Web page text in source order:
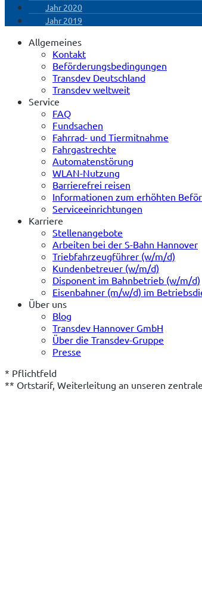
Jahr 2020
Jahr 2019
Allgemeines
Kontakt
Beförderungsbedingungen
Transdev Deutschland
Transdev weltweit
Service
FAQ
Fundsachen
Fahrrad- und Tiermitnahme
Fahrgastrechte
Automatenstörung
WLAN-Nutzung
Barrierefrei reisen
Informationen zum erhöhten
Serviceeinrichtungen
Karriere
Stellenangebote
Arbeiten bei der S-Bahn Hannover
Triebfahrzeugführer (w/m/d)
Kundenbetreuer (w/m/d)
Disponent im Bahnbetrieb (w/m/d)
Eisenbahner (m/w/d) im
Über uns
Blog
Transdev Hannover GmbH
Über die Transdev-Gruppe
Presse
* Pflichtfeld
** Ortstarif, Weiterleitung an unseren